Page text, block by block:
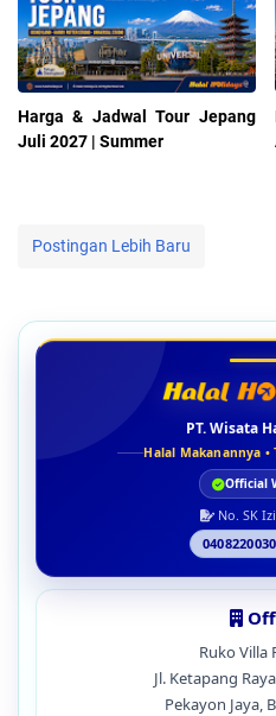
Harga & Jadwal Tour Jepang
Juli 2027 | Summer
Postingan Lebih Baru
PT. Wisata
Halal Makanannya •
Official
No. SK
Ruko Villa
Jl. Ketapang
Pekayon Jaya,